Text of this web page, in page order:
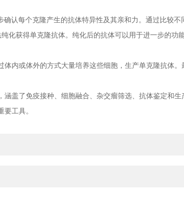
每个克隆产生的抗体特异性及其亲和力。通过比较不
获得单克隆抗体。纯化后的抗体可以用于进一步的功能
或体外的方式大量培养这些细胞，生产单克隆抗体
了免疫接种、细胞融合、杂交瘤筛选、抗体鉴定和
工具。